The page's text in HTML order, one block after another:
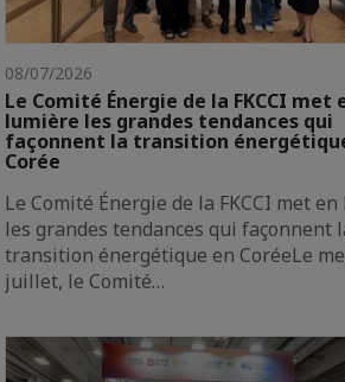
08/07/2026
Le Comité Énergie de la FKCCI met
lumière les grandes tendances qui
façonnent la transition
Corée
Le Comité Énergie de la FKCCI met
les grandes tendances qui façonnent
transition énergétique en CoréeLe
juillet, le Comité…